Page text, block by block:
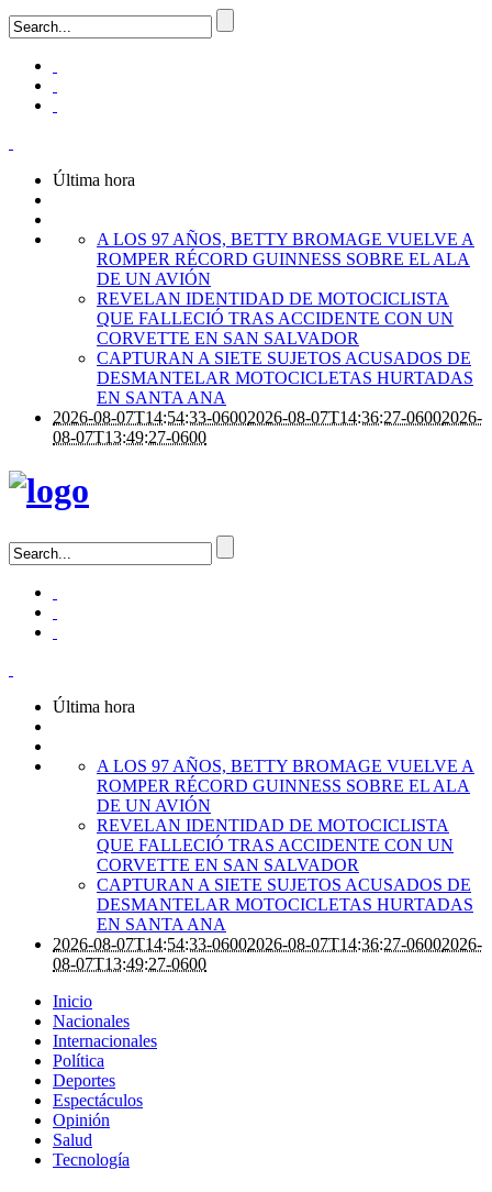
Última hora
A LOS 97 AÑOS, BETTY BROMAGE VUELVE A
ROMPER RÉCORD GUINNESS SOBRE EL ALA
DE UN AVIÓN
REVELAN IDENTIDAD DE MOTOCICLISTA
QUE FALLECIÓ TRAS ACCIDENTE CON UN
CORVETTE EN SAN SALVADOR
CAPTURAN A SIETE SUJETOS ACUSADOS DE
DESMANTELAR MOTOCICLETAS HURTADAS
EN SANTA ANA
2026-08-07T14:54:33-06002026-08-07T14:36:27-06002026-
08-07T13:49:27-0600
Última hora
A LOS 97 AÑOS, BETTY BROMAGE VUELVE A
ROMPER RÉCORD GUINNESS SOBRE EL ALA
DE UN AVIÓN
REVELAN IDENTIDAD DE MOTOCICLISTA
QUE FALLECIÓ TRAS ACCIDENTE CON UN
CORVETTE EN SAN SALVADOR
CAPTURAN A SIETE SUJETOS ACUSADOS DE
DESMANTELAR MOTOCICLETAS HURTADAS
EN SANTA ANA
2026-08-07T14:54:33-06002026-08-07T14:36:27-06002026-
08-07T13:49:27-0600
Inicio
Nacionales
Internacionales
Política
Deportes
Espectáculos
Opinión
Salud
Tecnología